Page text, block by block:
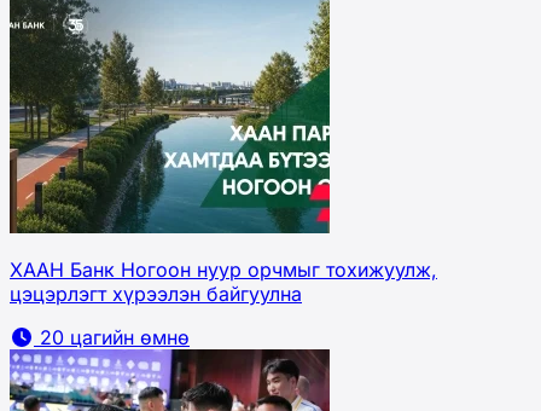
ХААН Банк Ногоон нуур орчмыг тохижуулж,
цэцэрлэгт хүрээлэн байгуулна
20 цагийн өмнө